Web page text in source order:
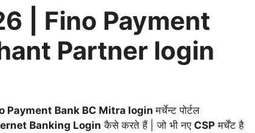
| Fino Payment
Partner login
Payment Bank BC Mitra loginमर्चेन्ट पोर्टल
Banking Login कैसे करते हैं | जो भी नए CSP मर्चेंट है